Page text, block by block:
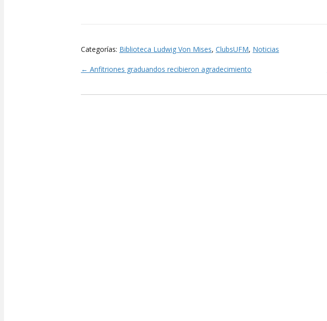
Categorías: Biblioteca Ludwig Von Mises, ClubsUFM, Noticias
Posts
navigation
← Anfitriones graduandos recibieron agradecimiento